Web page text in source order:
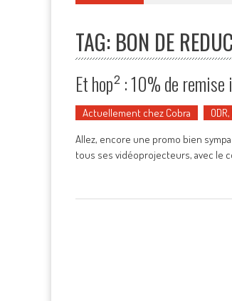
TAG: BON DE
Et hop² : 10% de
Actuellement chez Cobra
Allez, encore une promo bien
tous ses vidéoprojecteurs, avec le